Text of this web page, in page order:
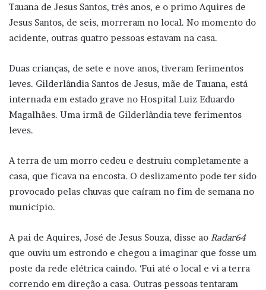
Tauana de Jesus Santos, três anos, e o primo Aquires de
Jesus Santos, de seis, morreram no local. No momento do
acidente, outras quatro pessoas estavam na casa.
Duas crianças, de sete e nove anos, tiveram ferimentos
leves. Gilderlândia Santos de Jesus, mãe de Tauana, está
internada em estado grave no Hospital Luiz Eduardo
Magalhães. Uma irmã de Gilderlândia teve ferimentos
leves.
A terra de um morro cedeu e destruiu completamente a
casa, que ficava na encosta. O deslizamento pode ter sido
provocado pelas chuvas que caíram no fim de semana no
município.
A pai de Aquires, José de Jesus Souza, disse ao Radar64
que ouviu um estrondo e chegou a imaginar que fosse um
poste da rede elétrica caindo. ‘Fui até o local e vi a terra
correndo em direção a casa. Outras pessoas tentaram